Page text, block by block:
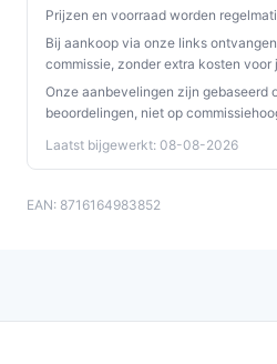
Prijzen en voorraad worden
Bij aankoop via onze links
commissie, zonder extra kosten voor
Onze aanbevelingen zijn gebaseerd
beoordelingen, niet op
Laatst bijgewerkt: 08-08-2026
EAN: 8716164983852